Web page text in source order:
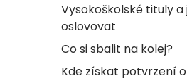
Vysokoškolské tituly a
oslovovat
Co si sbalit na kolej?
Kde získat potvrzení